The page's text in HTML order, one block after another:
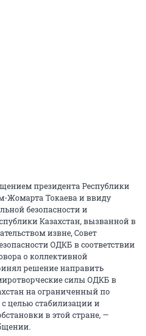
президента Республики
Жомарта Токаева и ввиду
безопасности и
Казахстан, вызванной в
извне, Совет
ОДКБ в соответствии
о коллективной
решение направить
силы ОДКБ в
на ограниченный по
целью стабилизации и
в этой стране, —